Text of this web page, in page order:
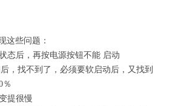
这些问题：
态后，再按电源按钮不能 启动
，找不到了，必须要软启动后，又找到
％
提很慢